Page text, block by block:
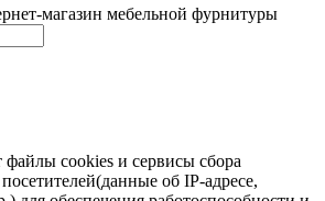
магазин мебельной фурнитуры
файлы cookies и сервисы сбора
об IP-адресе,